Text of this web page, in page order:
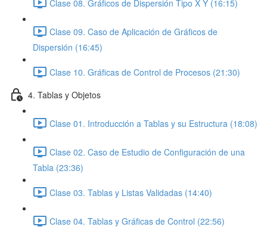
Clase 08. Gráficos de Dispersión Tipo X Y (16:15)
Clase 09. Caso de Aplicación de Gráficos de
Dispersión (16:45)
Clase 10. Gráficas de Control de Procesos (21:30)
4. Tablas y Objetos
Clase 01. Introducción a Tablas y su Estructura (18:08)
Clase 02. Caso de Estudio de Configuración de una
Tabla (23:36)
Clase 03. Tablas y Listas Validadas (14:40)
Clase 04. Tablas y Gráficas de Control (22:56)